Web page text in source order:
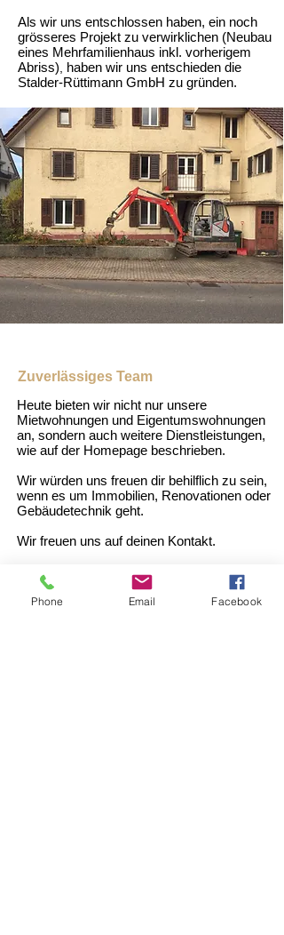
Als wir uns entschlossen haben, ein noch
grösseres Projekt zu verwirklichen (Neubau
eines Mehrfamilienhaus inkl. vorherigem
Abriss) haben wir uns entschieden die
Stalder-Rüttimann GmbH zu gründen.
Zuverlässiges Team
Heute bieten wir nicht nur unsere
Mietwohnungen und Eigentumswohnungen
an, sondern auch weitere Dienstleistungen,
wie auf der Homepage beschrieben.
Wir würden uns freuen dir behilflich zu sein,
wenn es um Immobilien, Renovationen oder
Gebäudetechnik geht.
Wir freuen uns auf deinen Kontakt.
Yvan Stalder, Paul Rüttimann und das ganze
Team.
Phone Email Facebook